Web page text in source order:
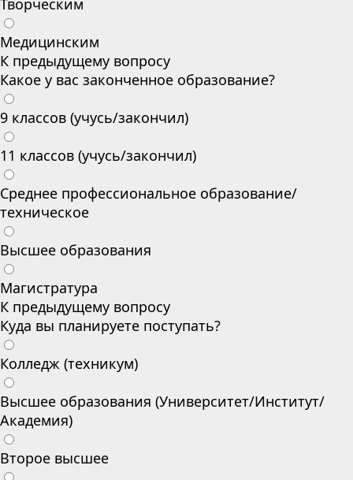
Творческим
Медицинским
К предыдущему вопросу
Какое у вас законченное образование?
9 классов (учусь/закончил)
11 классов (учусь/закончил)
Среднее профессиональное образование/
техническое
Высшее образования
Магистратура
К предыдущему вопросу
Куда вы планируете поступать?
Колледж (техникум)
Высшее образования (Университет/Институт/
Академия)
Второе высшее